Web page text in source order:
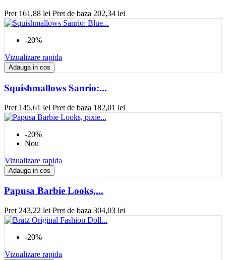
Pret 161,88 lei Pret de baza 202,34 lei
-20%
Vizualizare rapida
Adauga in cos
Squishmallows Sanrio:...
Pret 145,61 lei Pret de baza 182,01 lei
-20%
Nou
Vizualizare rapida
Adauga in cos
Papusa Barbie Looks,...
Pret 243,22 lei Pret de baza 304,03 lei
-20%
Vizualizare rapida